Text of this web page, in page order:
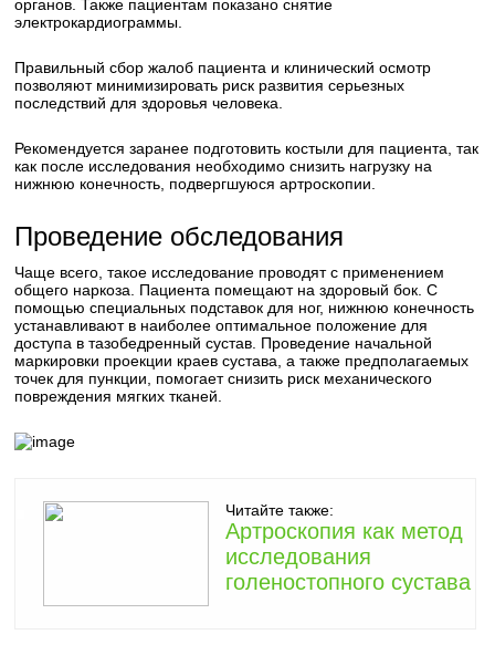
органов. Также пациентам показано снятие
электрокардиограммы.
Правильный сбор жалоб пациента и клинический осмотр
позволяют минимизировать риск развития серьезных
последствий для здоровья человека.
Рекомендуется заранее подготовить костыли для пациента, так
как после исследования необходимо снизить нагрузку на
нижнюю конечность, подвергшуюся артроскопии.
Проведение обследования
Чаще всего, такое исследование проводят с применением
общего наркоза. Пациента помещают на здоровый бок. С
помощью специальных подставок для ног, нижнюю конечность
устанавливают в наиболее оптимальное положение для
доступа в тазобедренный сустав. Проведение начальной
маркировки проекции краев сустава, а также предполагаемых
точек для пункции, помогает снизить риск механического
повреждения мягких тканей.
Читайте также:
Артроскопия как метод
исследования
голеностопного сустава